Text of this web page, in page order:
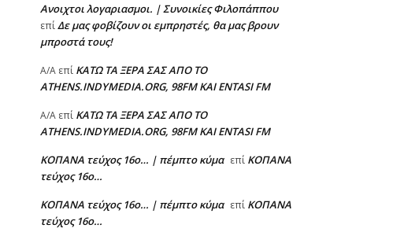
Ανοιχτοι λογαριασμοι. | Συνοικίες Φιλοπάππου
επίΔε μας φοβίζουν οι εμπρηστές, θα μας βρουν
μπροστά τους!
A/A επί ΚΑΤΩ ΤΑ ΞΕΡΑ ΣΑΣ ΑΠΟ ΤΟ
ATHENS.INDYMEDIA.ORG, 98FM ΚΑΙ ENTASI FM
A/A επί ΚΑΤΩ ΤΑ ΞΕΡΑ ΣΑΣ ΑΠΟ ΤΟ
ATHENS.INDYMEDIA.ORG, 98FM ΚΑΙ ENTASI FM
ΚΟΠΑΝΑ τεύχος 16ο… | πέμπτο κύμα επί ΚΟΠΑΝΑ
τεύχος 16ο…
ΚΟΠΑΝΑ τεύχος 16ο… | πέμπτο κύμα επί ΚΟΠΑΝΑ
τεύχος 16ο…